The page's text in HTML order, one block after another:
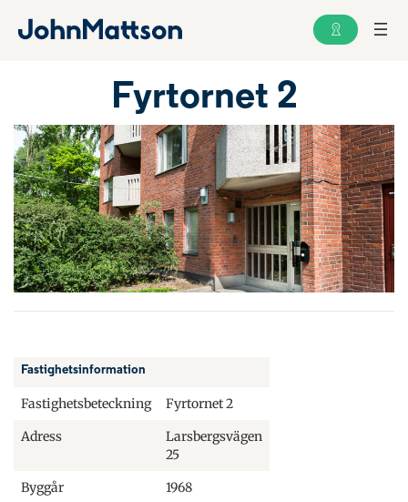
Fyrtornet 2
Fastighetsinformation
Fastighetsbeteckning
Fyrtornet 2
Adress
Larsbergsvägen
25
Byggår
1968